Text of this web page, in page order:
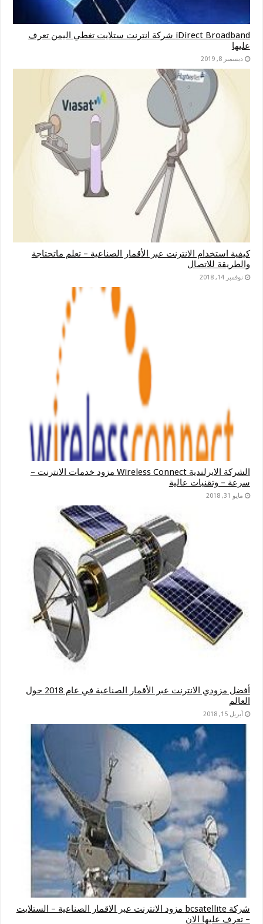
iDirect Broadband شركة انترنت ستلايت تغطي اليمن تعرف
عليها
ديسمبر 8, 2019
كيفية استخدام الانترنت عبر الأقمار الصناعية – تعلم ماتحتاجة
والطريقة للاتصال
نوفمبر 14, 2018
الشركة الايرلندية Wireless Connect مزود خدمات الانترنت –
سرعة – وتقنيات عالية
مايو 31, 2018
أفضل مزودي الانترنت عبر الأقمار الصناعية في عام 2018 حول
العالم
أبريل 15, 2018
شركة bcsatellite مزود الانترنت عبر الاقمار الصناعية – الستلايت
– تعرف عليها الان